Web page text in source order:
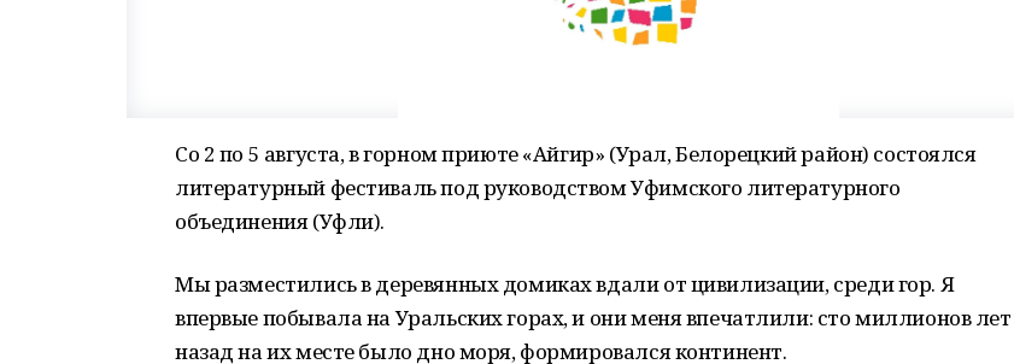
Со 2 по 5 августа, в горном приюте «Айгир» (Урал, Белорецкий район) состоялся
литературный фестиваль под руководством Уфимского литературного
объединения (Уфли).
Мы разместились в деревянных домиках вдали от цивилизации, среди гор. Я
впервые побывала на Уральских горах, и они меня впечатлили: сто миллионов лет
назад на их месте было дно моря, формировался континент.